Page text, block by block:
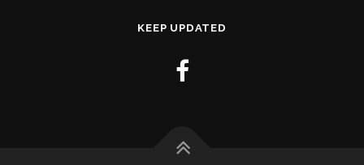
KEEP UPDATED